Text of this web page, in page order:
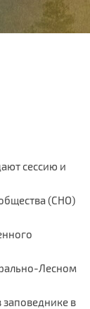
сессию и
(СНО)
Лесном
заповеднике в